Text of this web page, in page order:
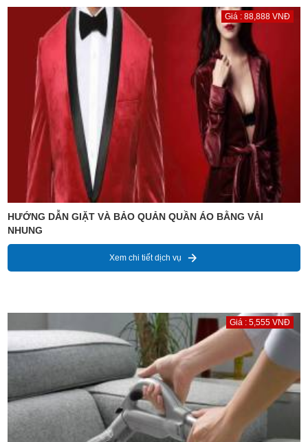
Giá : 88,888 VNĐ
HƯỚNG DẪN GIẶT VÀ BẢO QUẢN QUẦN ÁO BẰNG VẢI
NHUNG
Xem chi tiết dịch vụ
Giá : 5,555 VNĐ